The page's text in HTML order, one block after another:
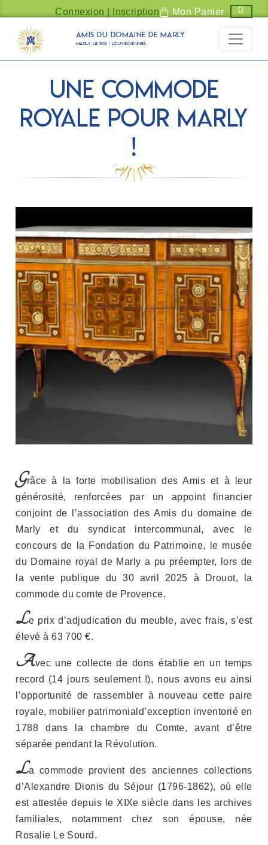
Panneau de gestion des cookies
Connexion | Inscription Mon Panier 0
Amis du Domaine de Marly
Marly Le Roi | Louveciennes
Une commode
royale pour Marly
!
Grâce à la forte mobilisation des Amis et à leur
générosité, renforcées par un appoint financier
conjoint de l’association des Amis du domaine de
Marly et du syndicat intercommunal, avec le
concours de la Fondation du Patrimoine, le musée
du Domaine royal de Marly a pu préempter, lors de
la vente publique du 30 avril 2025 à Drouot, la
commode du comte de Provence.
Le prix d’adjudication du meuble, avec frais, s’est
élevé à 63 700 €.
Avec une collecte de dons établie en un temps
record (14 jours seulement !), nous avons eu ainsi
l’opportunité de rassembler à nouveau cette paire
royale, mobilier patrimoniald’exception inventorié en
1788 dans la chambre du Comte, avant d’être
séparée pendant la Révolution.
La commode provient des anciennes collections
d’Alexandre Dionis du Séjour (1796-1862), où elle
est attestée depuis le XIXe siècle dans les archives
familiales, notamment chez son épouse, née
Rosalie Le Sourd.